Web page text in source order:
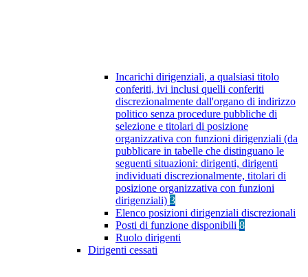
Incarichi dirigenziali, a qualsiasi titolo
conferiti, ivi inclusi quelli conferiti
discrezionalmente dall'organo di indirizzo
politico senza procedure pubbliche di
selezione e titolari di posizione
organizzativa con funzioni dirigenziali (da
pubblicare in tabelle che distinguano le
seguenti situazioni: dirigenti, dirigenti
individuati discrezionalmente, titolari di
posizione organizzativa con funzioni
dirigenziali) 3
Elenco posizioni dirigenziali discrezionali
Posti di funzione disponibili 8
Ruolo dirigenti
Dirigenti cessati